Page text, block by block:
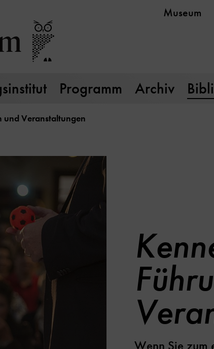
Museum
Programm Archiv
und Veranstaltungen